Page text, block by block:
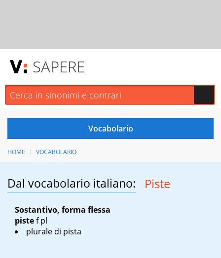
SAPERE
HOME VOCABOLARIO
Dal vocabolario italiano: Piste
Sostantivo, forma flessa
pistef pl
plurale di pista